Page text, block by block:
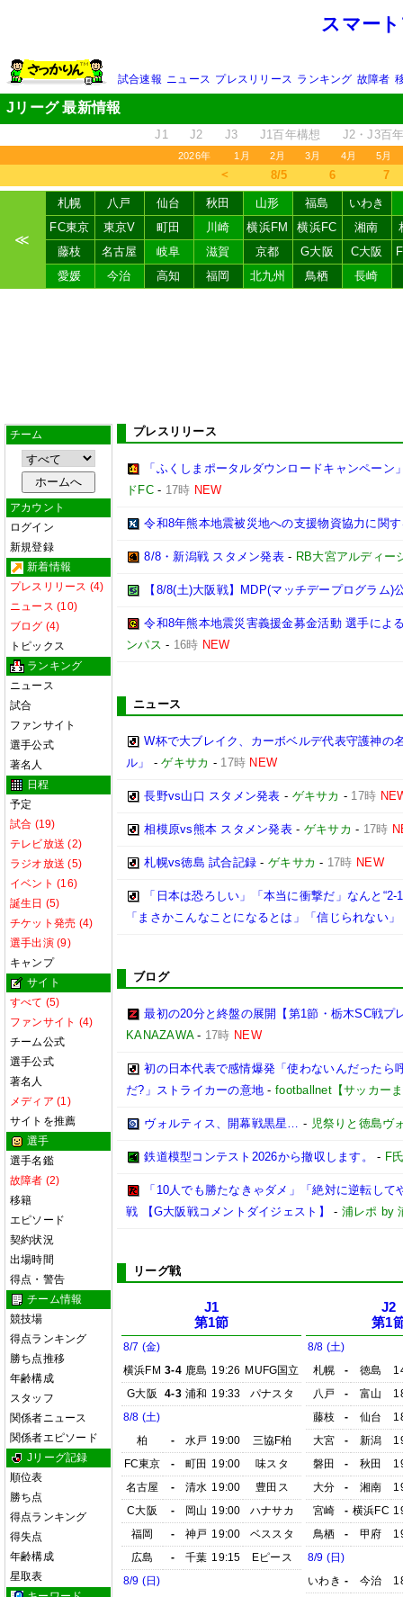
スマー
試合速報 ニュース プレスリリース ランキング 故障者
Jリーグ 最新情報
J1 J2 J3 J1百年構想 J2・J3百
2026年 1月 2月 3月 4月 5月
＜ 8/5 6 7
≪
札幌 八戸 仙台 秋田 山形 福島
いわき
FC東京
東京V 町田 川崎 横浜FM 横浜FC 湘南
藤枝
名古屋 岐阜 滋賀 京都 G大阪 C大阪
愛媛
今治 高知 福岡 北九州 鳥栖 長崎
チーム
アカウント
ログイン
新規登録
新着情報
プレスリリース (4)
ニュース (10)
ブログ (4)
トピックス
ランキング
ニュース
試合
ファンサイト
選手公式
著名人
日程
予定
試合 (19)
テレビ放送 (2)
ラジオ放送 (5)
イベント (16)
誕生日 (5)
チケット発売 (4)
選手出演 (9)
キャンプ
サイト
すべて (5)
ファンサイト (4)
チーム公式
選手公式
著名人
メディア (1)
サイトを推薦
選手
選手名鑑
故障者 (2)
移籍
エピソード
契約状況
出場時間
得点・警告
チーム情報
競技場
得点ランキング
勝ち点推移
年齢構成
スタッフ
関係者ニュース
関係者エピソード
Jリーグ記録
順位表
勝ち点
得点ランキング
得失点
年齢構成
星取表
プレスリリース
「ふくしまポータルダウンロードキャンペーン
ドFC- 17時 NEW
令和8年熊本地震被災地への支援物資協力に関
8/8・新潟戦 スタメン発表 - RB大宮アルディー
【8/8(土)大阪戦】MDP(マッチデープログラム)
令和8年熊本地震災害義援金募金活動 選手によ
ンパス - 16時 NEW
ニュース
W杯で大ブレイク、カーボベルデ代表守護神の
ル」
-ゲキサカ - 17時 NEW
長野vs山口 スタメン発表 - ゲキサカ - 17時
相模原vs熊本 スタメン発表 - ゲキサカ - 17時
札幌vs徳島 試合記録 -ゲキサカ - 17時 NEW
「日本は恐ろしい」「本当に衝撃だ」なんと
「まさかこんなことになるとは」「信じられない」
ブログ
最初の20分と終盤の展開【第1節・栃木SC戦プ
KANAZAWA- 17時 NEW
初の日本代表で感情爆発「使わないんだった
だ?」ストライカーの意地 -footballnet【サッカー
ヴォルティス、開幕戦黒星… - 児祭りと徳島ヴ
鉄道模型コンテスト2026から撤収します。 - F
「10人でも勝たなきゃダメ」「絶対に逆転し
戦 【G大阪戦コメントダイジェスト】
- 浦レポ by
リーグ戦
J1
第1節
8/7 (金)
横浜FM 3-4 鹿島 19:26 MUFG国立
G大阪
4-3 浦和 19:33
パナスタ
8/8 (土)
柏
- 水戸 19:00
三協F柏
FC東京
- 町田 19:00
味スタ
名古屋
- 清水 19:00
豊田ス
C大阪
- 岡山 19:00
ハナサカ
福岡
- 神戸 19:00
ベススタ
広島
- 千葉 19:15
Eピース
8/9 (日)
J2
第1
8/8 (土)
札幌
- 徳島
八戸
- 富山
藤枝
- 仙台
大宮
- 新潟
磐田
- 秋田
大分
- 湘南
宮崎
- 横浜FC
鳥栖
- 甲府
8/9 (日)
いわき - 今治